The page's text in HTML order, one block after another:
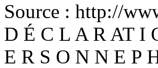
Source : http://
D É C L A R AT I
E R S O N N E P